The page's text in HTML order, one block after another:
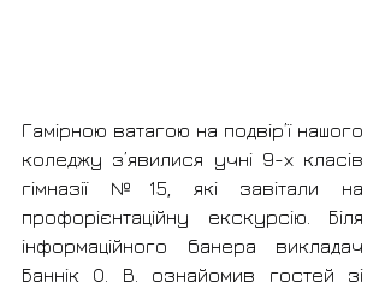
Гамірною ватагою на подвір’ї нашого
коледжу з’явилися учні 9-х класів
гімназії №15, які завітали на
профорієнтаційну екскурсію. Біля
інформаційного банера викладач
Баннік О. В. ознайомив гостей зі